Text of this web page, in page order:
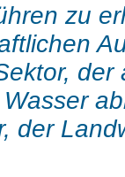
zu
der
der